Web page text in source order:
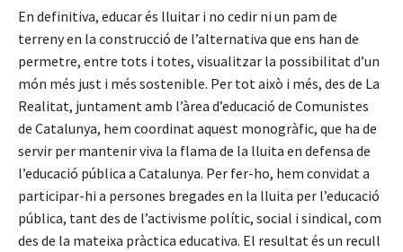
En definitiva, educar és lluitar i no cedir ni un pam de
terreny en la construcció de l’alternativa que ens han de
permetre, entre tots i totes, visualitzar la possibilitat d’un
món més just i més sostenible. Per tot això i més, des de La
Realitat, juntament amb l’àrea d’educació de Comunistes
de Catalunya, hem coordinat aquest monogràfic, que ha de
servir per mantenir viva la flama de la lluita en defensa de
l’educació pública a Catalunya. Per fer-ho, hem convidat a
participar-hi a persones bregades en la lluita per l’educació
pública, tant des de l’activisme polític, social i sindical, com
des de la mateixa pràctica educativa. El resultat és un recull